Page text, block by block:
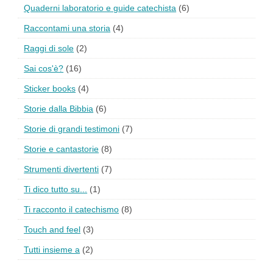
Quaderni laboratorio e guide catechista (6)
Raccontami una storia (4)
Raggi di sole (2)
Sai cos'è? (16)
Sticker books (4)
Storie dalla Bibbia (6)
Storie di grandi testimoni (7)
Storie e cantastorie (8)
Strumenti divertenti (7)
Ti dico tutto su... (1)
Ti racconto il catechismo (8)
Touch and feel (3)
Tutti insieme a (2)